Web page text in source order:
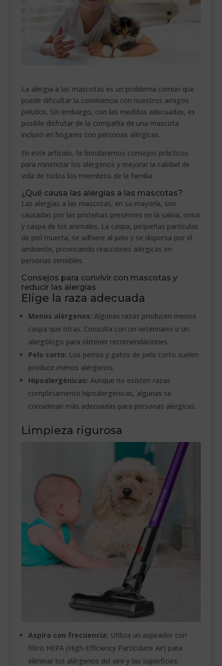
___________________________
VEURE EN CATALÀ
La alergia a las mascotas es un problema común que
puede dificultar la convivencia con nuestros amigos
peludos. Sin embargo, con las medidas adecuadas, es
posible disfrutar de la compañía de una mascota
incluso en hogares con personas alérgicas.
En este artículo, te brindaremos consejos prácticos
para minimizar los alérgenos y mejorar la calidad de
vida de todos los miembros de la familia.
¿Qué causa las alergias a las mascotas?
Las alergias a las mascotas, en su mayoría, son
causadas por las proteínas presentes en la saliva, orina
y caspa de los animales. La caspa, pequeñas partículas
de piel muerta, se adhiere al pelo y se dispersa por el
ambiente, provocando reacciones alérgicas en
personas sensibles.
Consejos para convivir con mascotas y
reducir las alergias
Elige la raza adecuada
Menos alérgenos: Algunas razas producen menos
caspa que otras. Consulta con un veterinario o un
alergólogo para obtener recomendaciones.
Pelo corto: Los perros y gatos de pelo corto suelen
producir menos alérgenos.
Hipoalergénicas: Aunque no existen razas
completamente hipoalergénicas, algunas se
consideran más adecuadas para personas alérgicas.
Limpieza rigurosa
Aspira con frecuencia: Utiliza un aspirador con
filtro HEPA (High-Efficiency Particulate Air) para
eliminar los alérgenos del aire y las superficies.